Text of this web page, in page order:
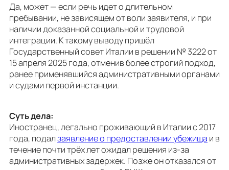
Да, может — если речь идет о длительном
пребывании, не зависящем от воли заявителя, и при
наличии доказанной социальной и трудовой
интеграции. К такому выводу пришёл
Государственный совет Италии в решении № 3222 от
15 апреля 2025 года, отменив более строгий подход,
ранее применявшийся административными органами
и судами первой инстанции.
Суть дела:
Иностранец, легально проживающий в Италии с 2017
года, подалзаявление о предоставлении убежища и в
течение почти трёх лет ожидал решения из-за
административных задержек. Позже он отказался от